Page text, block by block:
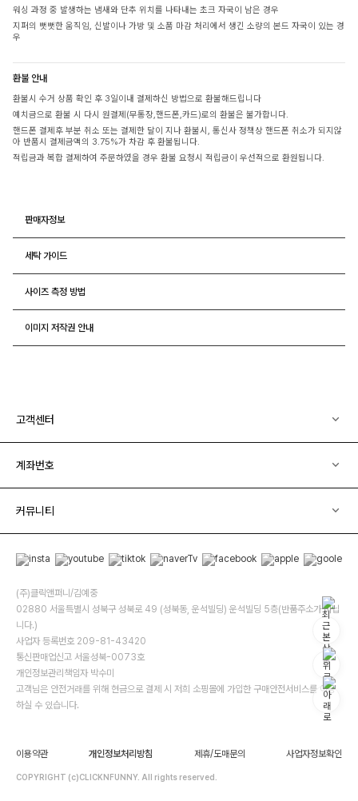
워싱 과정 중 발생하는 냄새와 단추 위치를 나타내는 초크 자국이 남은 경우
지퍼의 뻣뻣한 움직임, 신발이나 가방 및 소품 마감 처리에서 생긴 소량의 본드 자국이 있는 경
우
환불 안내
환불시 수거 상품 확인 후 3일이내 결제하신 방법으로 환불해드립니다
예치금으로 환불 시 다시 원결제(무통장,핸드폰,카드)로의 환불은 불가합니다.
핸드폰 결제후 부분 취소 또는 결제한 달이 지나 환불시, 통신사 정책상 핸드폰 취소가 되지않
아 반품시 결제금액의 3.75%가 차감 후 환불됩니다.
적립금과 복합 결제하여 주문하였을 경우 환불 요청시 적립금이 우선적으로 환원됩니다.
판매자정보
세탁 가이드
사이즈 측정 방법
이미지 저작권 안내
고객센터
계좌번호
커뮤니티
(주)클릭앤퍼니/김예중
02880 서울특별시 성북구 성북로 49 (성북동, 운석빌딩) 운석빌딩 5층(반품주소가 아닙
니다.)
사업자 등록번호 209-81-43420
통신판매업신고 서울성북-0073호
개인정보관리책임자 박수미
고객님은 안전거래를 위해 현금으로 결제 시 저희 소핑몰에 가입한 구매안전서비스를 이용
하실 수 있습니다.
이용약관 개인정보처리방침 제휴/도매문의 사업자정보확인
COPYRIGHT (c)CLICKNFUNNY. All rights reserved.